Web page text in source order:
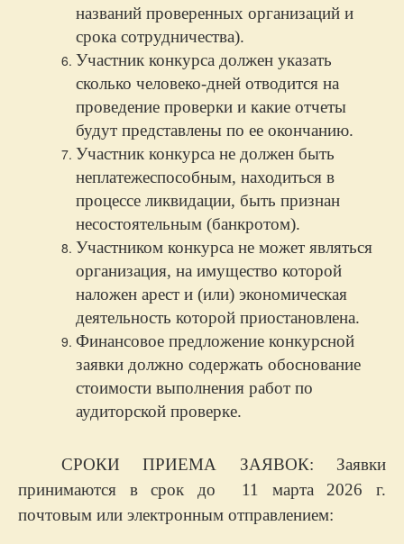
названий проверенных организаций и
срока сотрудничества).
Участник конкурса должен указать
сколько человеко-дней отводится на
проведение проверки и какие отчеты
будут представлены по ее окончанию.
Участник конкурса не должен быть
неплатежеспособным, находиться в
процессе ликвидации, быть признан
несостоятельным (банкротом).
Участником конкурса не может являться
организация, на имущество которой
наложен арест и (или) экономическая
деятельность которой приостановлена.
Финансовое предложение конкурсной
заявки должно содержать обоснование
стоимости выполнения работ по
аудиторской проверке.
СРОКИ ПРИЕМА ЗАЯВОК: Заявки
принимаются в срок до 11 марта 2026 г.
почтовым или электронным отправлением: